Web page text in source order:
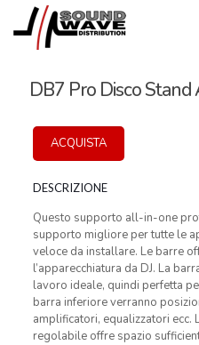
DB7 Pro Disco
ACQUISTA
DESCRIZIONE
Questo supporto all-in-one
supporto migliore per tutte le
veloce da installare. Le barre
l’apparecchiatura da DJ. La
lavoro ideale, quindi perfetta
barra inferiore verranno
amplificatori, equalizzatori ecc.
regolabile offre spazio